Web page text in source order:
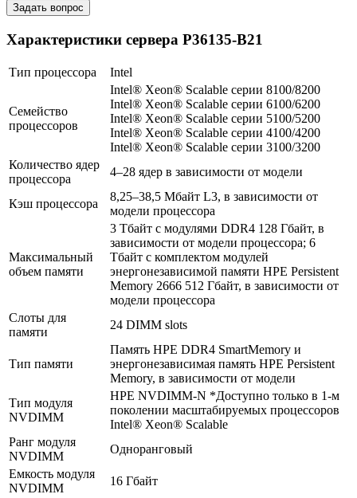
Оплата и доставка
Задать вопрос
Характеристики сервера P36135-B21
Тип процессора Intel
Семейство
процессоров
Intel® Xeon® Scalable серии 8100/8200
Intel® Xeon® Scalable серии 6100/6200
Intel® Xeon® Scalable серии 5100/5200
Intel® Xeon® Scalable серии 4100/4200
Intel® Xeon® Scalable серии 3100/3200
Количество ядер
процессора
4–28 ядер в зависимости от модели
Кэш процессора
8,25–38,5 Мбайт L3, в зависимости от
модели процессора
Максимальный
объем памяти
3 Тбайт с модулями DDR4 128 Гбайт, в
зависимости от модели процессора; 6
Тбайт с комплектом модулей
энергонезависимой памяти HPE Persistent
Memory 2666 512 Гбайт, в зависимости от
модели процессора
Слоты для
памяти
24 DIMM slots
Тип памяти
Память HPE DDR4 SmartMemory и
энергонезависимая память HPE Persistent
Memory, в зависимости от модели
Тип модуля
NVDIMM
HPE NVDIMM-N *Доступно только в 1-м
поколении масштабируемых процессоров
Intel® Xeon® Scalable
Ранг модуля
NVDIMM
Одноранговый
Емкость модуля
NVDIMM
16 Гбайт